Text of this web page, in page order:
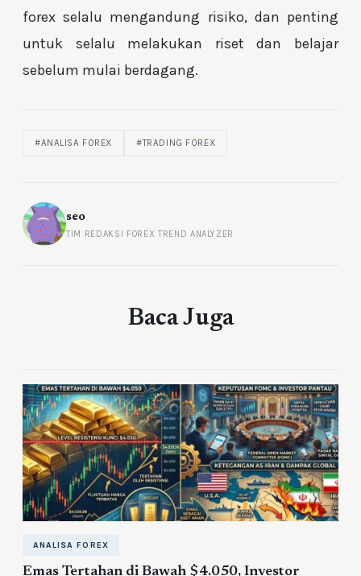
forex selalu mengandung risiko, dan penting
untuk selalu melakukan riset dan belajar
sebelum mulai berdagang.
#ANALISA FOREX #TRADING FOREX
seo
TIM REDAKSI FOREX TREND ANALYZER
Baca Juga
ANALISA FOREX
Emas Tertahan di Bawah $4.050, Investor